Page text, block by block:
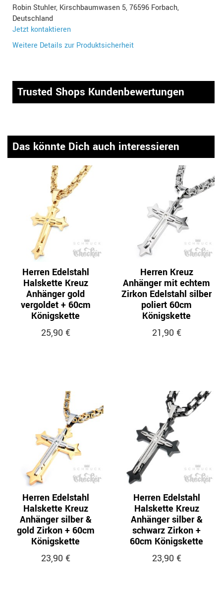
Robin Stuhler, Kirschbaumwasen 5, 76596 Forbach,
Deutschland
Jetzt kontaktieren
Weitere Details zur Produktsicherheit
Trusted Shops Kundenbewertungen
Das könnte Dich auch interessieren
Herren Edelstahl
Halskette Kreuz
Anhänger gold
vergoldet + 60cm
Königskette
25,90 €
Herren Kreuz
Anhänger mit echtem
Zirkon Edelstahl silber
poliert 60cm
Königskette
21,90 €
Herren Edelstahl
Halskette Kreuz
Anhänger silber &
gold Zirkon + 60cm
Königskette
23,90 €
Herren Edelstahl
Halskette Kreuz
Anhänger silber &
schwarz Zirkon +
60cm Königskette
23,90 €